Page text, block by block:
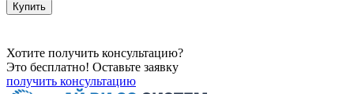
Купить
Хотите получить консультацию?
Это бесплатно! Оставьте заявку
получить консультацию